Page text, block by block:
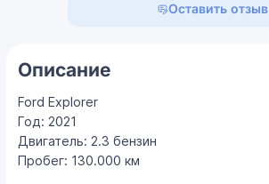
Оставить отзыв
Описание
Ford Explorer
Год: 2021
Двигатель: 2.3 бензин
Пробег: 130.000 км